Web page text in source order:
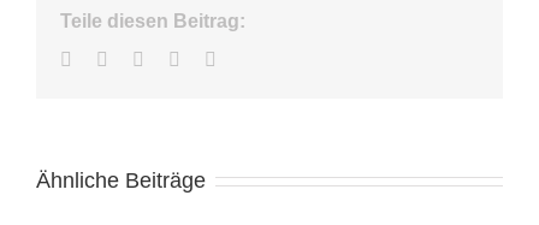
Teile diesen Beitrag:
Facebook
TwitterLinkedInWhatsApp
Ähnliche Beiträge